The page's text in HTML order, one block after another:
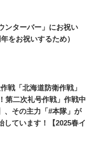
ンターバー」にお祝い
をお祝いするため）
戦「北海道防衛作戦」
第二次礼号作戦」作戦中
、その主力「#本隊」が
しています！【2025春イ